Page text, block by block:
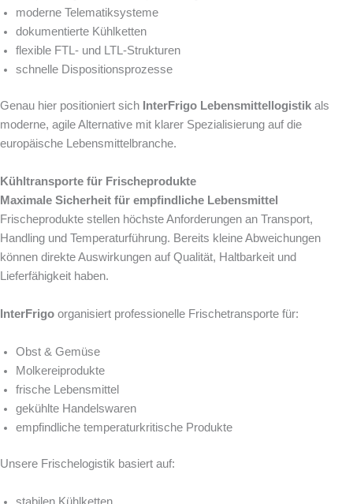
moderne Telematiksysteme
dokumentierte Kühlketten
flexible FTL- und LTL-Strukturen
schnelle Dispositionsprozesse
Genau hier positioniert sich InterFrigo Lebensmittellogistik als
moderne, agile Alternative mit klarer Spezialisierung auf die
europäische Lebensmittelbranche.
Kühltransporte für Frischeprodukte
Maximale Sicherheit für empfindliche Lebensmittel
Frischeprodukte stellen höchste Anforderungen an Transport,
Handling und Temperaturführung. Bereits kleine Abweichungen
können direkte Auswirkungen auf Qualität, Haltbarkeit und
Lieferfähigkeit haben.
InterFrigo organisiert professionelle Frischetransporte für:
Obst & Gemüse
Molkereiprodukte
frische Lebensmittel
gekühlte Handelswaren
empfindliche temperaturkritische Produkte
Unsere Frischelogistik basiert auf: